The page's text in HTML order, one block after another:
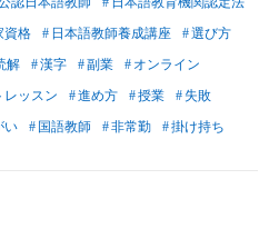
資格 日本語教師養成講座
選び方
解 漢字 副業
オンライン
レッスン 進め方 授業
失敗
い 国語教師 非常勤 掛け持ち